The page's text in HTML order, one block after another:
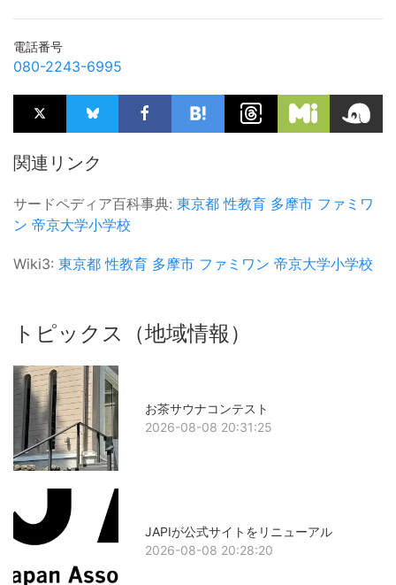
電話番号
080-2243-6995
関連リンク
サードペディア百科事典: 東京都 性教育 多摩市 ファミワ
ン 帝京大学小学校
Wiki3: 東京都 性教育 多摩市 ファミワン 帝京大学小学校
トピックス（地域情報）
お茶サウナコンテスト
2026-08-08 20:31:25
JAPIが公式サイトをリニューアル
2026-08-08 20:28:20